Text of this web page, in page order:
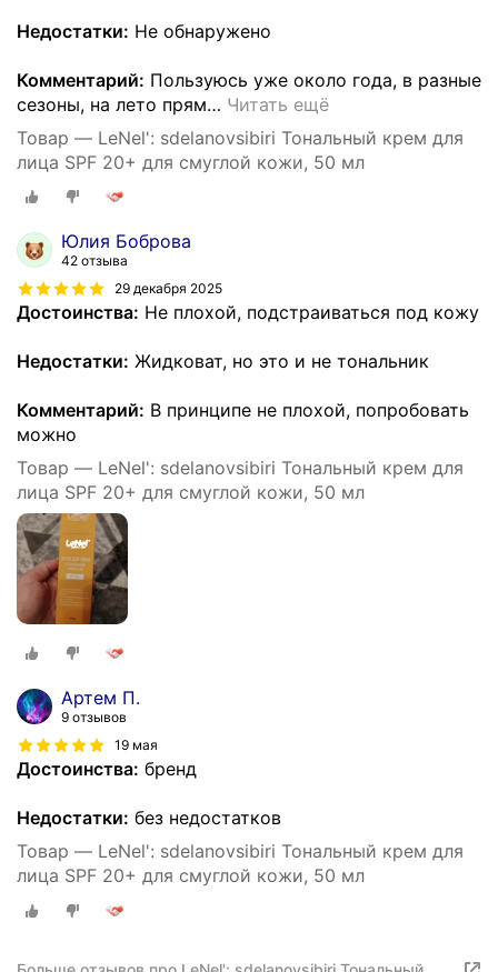
Недостатки: Не обнаружено
Комментарий: Пользуюсь уже около года, в разные
сезоны, на лето прям… Читать ещё
Товар — LeNel': sdelanovsibiri Тональный крем для
лица SPF 20+ для смуглой кожи, 50 мл
Юлия Боброва
42 отзыва
29 декабря 2025
Достоинства: Не плохой, подстраиваться под кожу
Недостатки: Жидковат, но это и не тональник
Комментарий: В принципе не плохой, попробовать
можно
Товар — LeNel': sdelanovsibiri Тональный крем для
лица SPF 20+ для смуглой кожи, 50 мл
Артем П.
9 отзывов
19 мая
Достоинства: бренд
Недостатки: без недостатков
Товар — LeNel': sdelanovsibiri Тональный крем для
лица SPF 20+ для смуглой кожи, 50 мл